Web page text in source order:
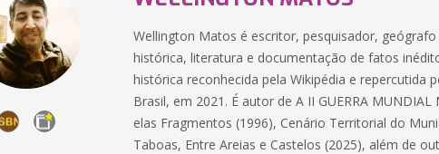
Wellington Matos é escritor, pesquisador,
histórica, literatura e documentação de fatos
histórica reconhecida pela Wikipédia e repercutida
Brasil, em 2021. É autor de A II GUERRA
elas Fragmentos (1996), Cenário Territorial do
Taboas, Entre Areias e Castelos (2025), além de